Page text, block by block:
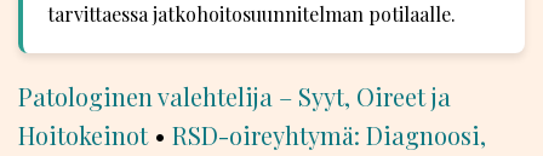
tarvittaessa jatkohoitosuunnitelman potilaalle.
Patologinen valehtelija – Syyt, Oireet ja
Hoitokeinot• RSD-oireyhtymä: Diagnoosi,